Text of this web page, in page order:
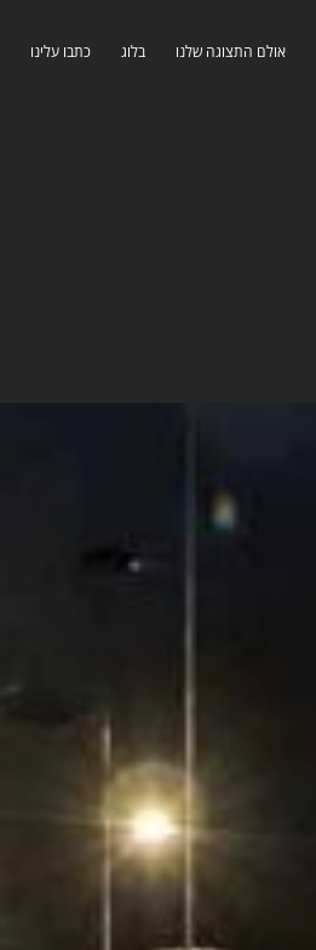
אולם התצוגה שלנו בלוג כתבו עלינו